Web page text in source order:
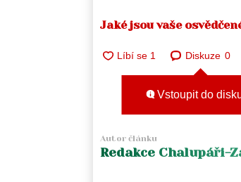
Jaké jsou vaše
Diskuze 0
Vstoupit do
Autor článku
Redakce Chalupáři-